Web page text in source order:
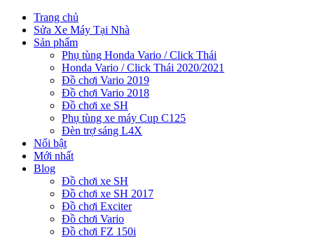
Trang chủ
Sửa Xe Máy Tại Nhà
Sản phẩm
Phụ tùng Honda Vario / Click Thái
Honda Vario / Click Thái 2020/2021
Đồ chơi Vario 2019
Đồ chơi Vario 2018
Đồ chơi xe SH
Phụ tùng xe máy Cup C125
Đèn trợ sáng L4X
Nổi bật
Mới nhất
Blog
Đồ chơi xe SH
Đồ chơi xe SH 2017
Đồ chơi Exciter
Đồ chơi Vario
Đồ chơi FZ 150i